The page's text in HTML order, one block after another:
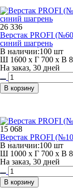
26 336
Верстак PROFI
синий шагрень
В наличии:100 шт
Ш 1600 x Г 700 x В
На заказ, 30 дней
В корзину
15 068
Верстак PROFI
В наличии:100 шт
Ш 1000 x Г 700 x В
На заказ, 30 дней
В корзину